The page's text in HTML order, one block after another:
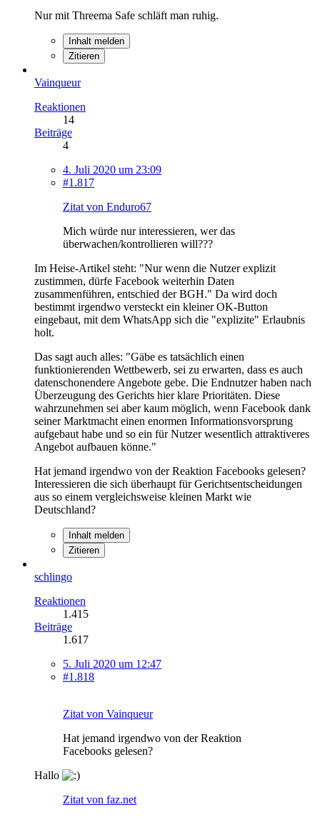
Nur mit Threema Safe schläft man ruhig.
Inhalt melden
Zitieren
Vainqueur
Reaktionen
14
Beiträge
4
4. Juli 2020 um 23:09
#1.817
Zitat von Enduro67
Mich würde nur interessieren, wer das
überwachen/kontrollieren will???
Im Heise-Artikel steht: "Nur wenn die Nutzer explizit
zustimmen, dürfe Facebook weiterhin Daten
zusammenführen, entschied der BGH." Da wird doch
bestimmt irgendwo versteckt ein kleiner OK-Button
eingebaut, mit dem WhatsApp sich die "explizite" Erlaubnis
holt.
Das sagt auch alles: "Gäbe es tatsächlich einen
funktionierenden Wettbewerb, sei zu erwarten, dass es auch
datenschonendere Angebote gebe. Die Endnutzer haben nach
Überzeugung des Gerichts hier klare Prioritäten. Diese
wahrzunehmen sei aber kaum möglich, wenn Facebook dank
seiner Marktmacht einen enormen Informationsvorsprung
aufgebaut habe und so ein für Nutzer wesentlich attraktiveres
Angebot aufbauen könne."
Hat jemand irgendwo von der Reaktion Facebooks gelesen?
Interessieren die sich überhaupt für Gerichtsentscheidungen
aus so einem vergleichsweise kleinen Markt wie
Deutschland?
Inhalt melden
Zitieren
schlingo
Reaktionen
1.415
Beiträge
1.617
5. Juli 2020 um 12:47
#1.818
Zitat von Vainqueur
Hat jemand irgendwo von der Reaktion
Facebooks gelesen?
Hallo
Zitat von faz.net